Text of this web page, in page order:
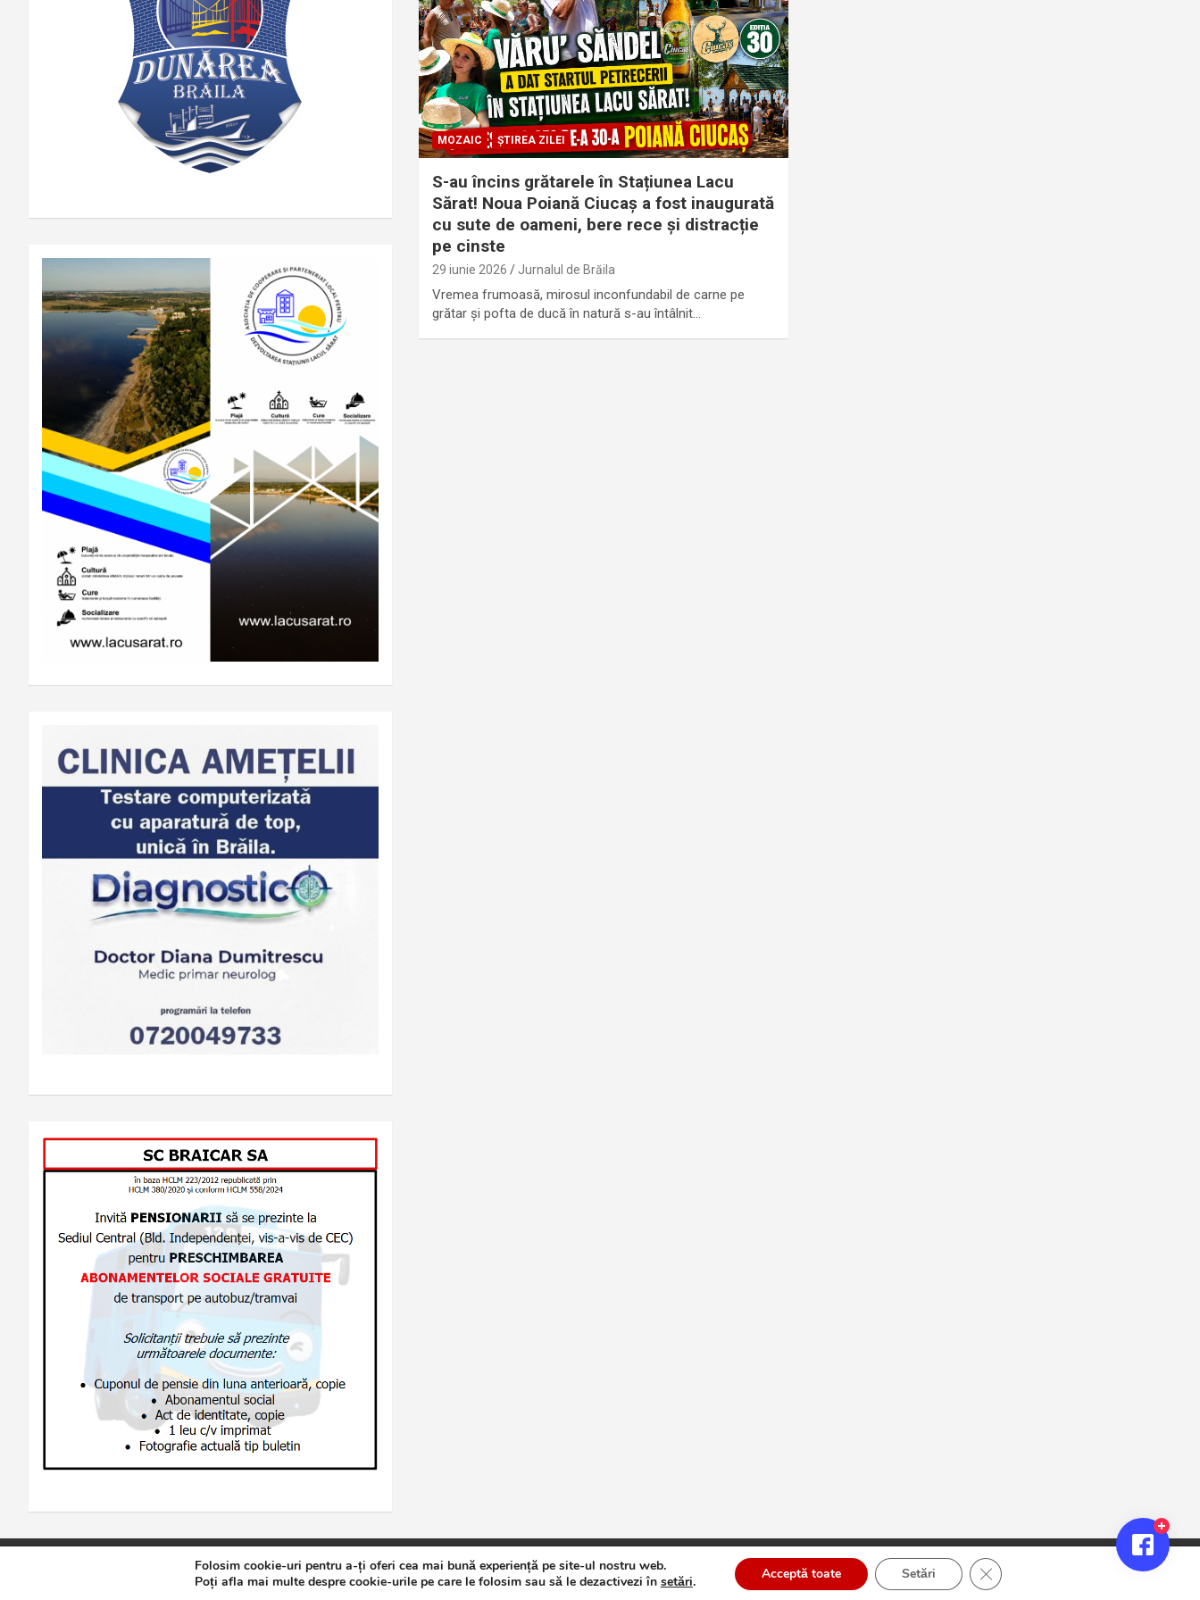
MOZAIC ȘTIREA ZILEI
S-au încins grătarele în Stațiunea Lacu
Sărat! Noua Poiană Ciucaș a fost inaugurată
cu sute de oameni, bere rece și distracție
pe cinste
29 iunie 2026 Jurnalul de Brăila
Vremea frumoasă, mirosul inconfundabil de carne pe
grătar și pofta de ducă în natură s-au întâlnit…
Jurnalul de Brăila Politică de confidențialitate Theme by:Theme Horse Proudly Powered by: WordPress
Folosim cookie-uri pentru a-ți oferi cea mai bună experiență pe site-ul nostru web.
Poți afla mai multe despre cookie-urile pe care le folosim sau să le dezactivezi în setări. Acceptă toate Setări Close GDPR Cookie Banner